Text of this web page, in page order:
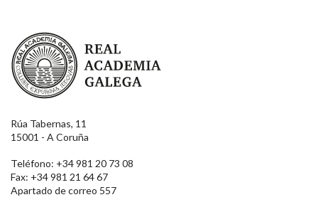
Real Academia Galega
Rúa Tabernas, 11
15001 - A Coruña
Teléfono: +34 981 20 73 08
Fax: +34 981 21 64 67
Apartado de correo 557